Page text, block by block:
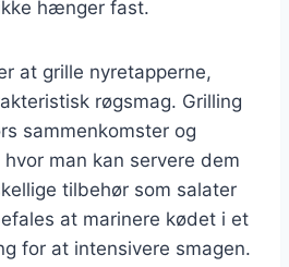
hænger fast.
at grille nyretapperne,
røgsmag. Grilling
sammenkomster og
man kan servere dem
tilbehør som salater
at marinere kødet i et
for at intensivere smagen.